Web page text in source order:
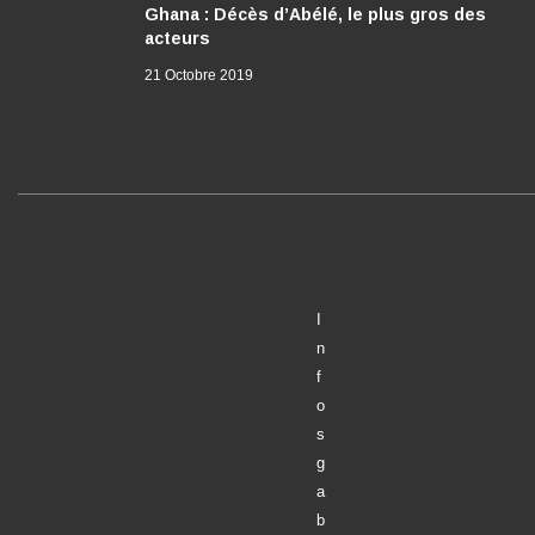
Ghana : Décès d’Abélé, le plus gros des
acteurs
21 Octobre 2019
n
f
o
s
g
a
b